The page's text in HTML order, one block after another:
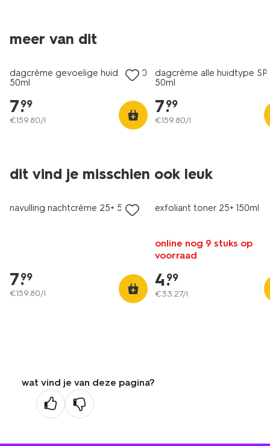
meer van dit
vegan
dagcrème gevoelige huid SPF30
50ml
7.
99
€159.80/l
dagcrème alle huidtype
50ml
7.
99
€159.80/l
dit vind je misschien ook leuk
vegan
navulling nachtcrème 25+ 50ml
7.
99
€159.80/l
vegan
exfoliant toner 25+ 150ml
online nog 9 stuks op
voorraad
4.
99
€33.27/l
wat vind je van deze pagina?